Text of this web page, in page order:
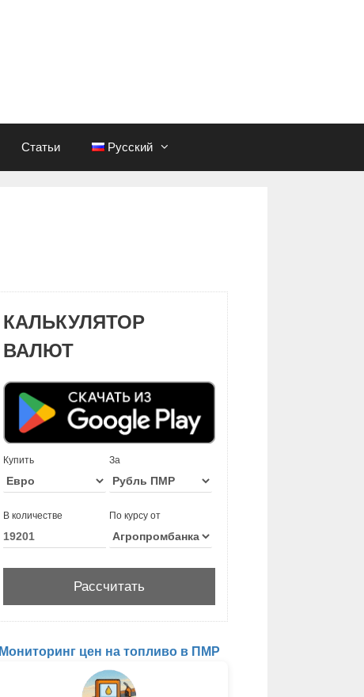
Статьи Русский
КАЛЬКУЛЯТОР
ВАЛЮТ
Купить За
В количестве По курсу от
Мониторинг цен на топливо в ПМР